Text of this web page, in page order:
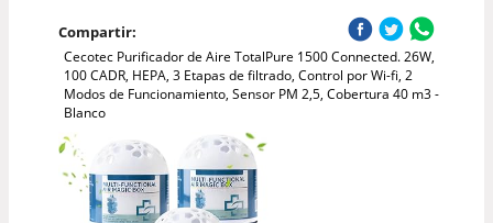
Compartir:
Cecotec Purificador de Aire TotalPure 1500 Connected. 26W,
100 CADR, HEPA, 3 Etapas de filtrado, Control por Wi-fi, 2
Modos de Funcionamiento, Sensor PM 2,5, Cobertura 40 m3 -
Blanco